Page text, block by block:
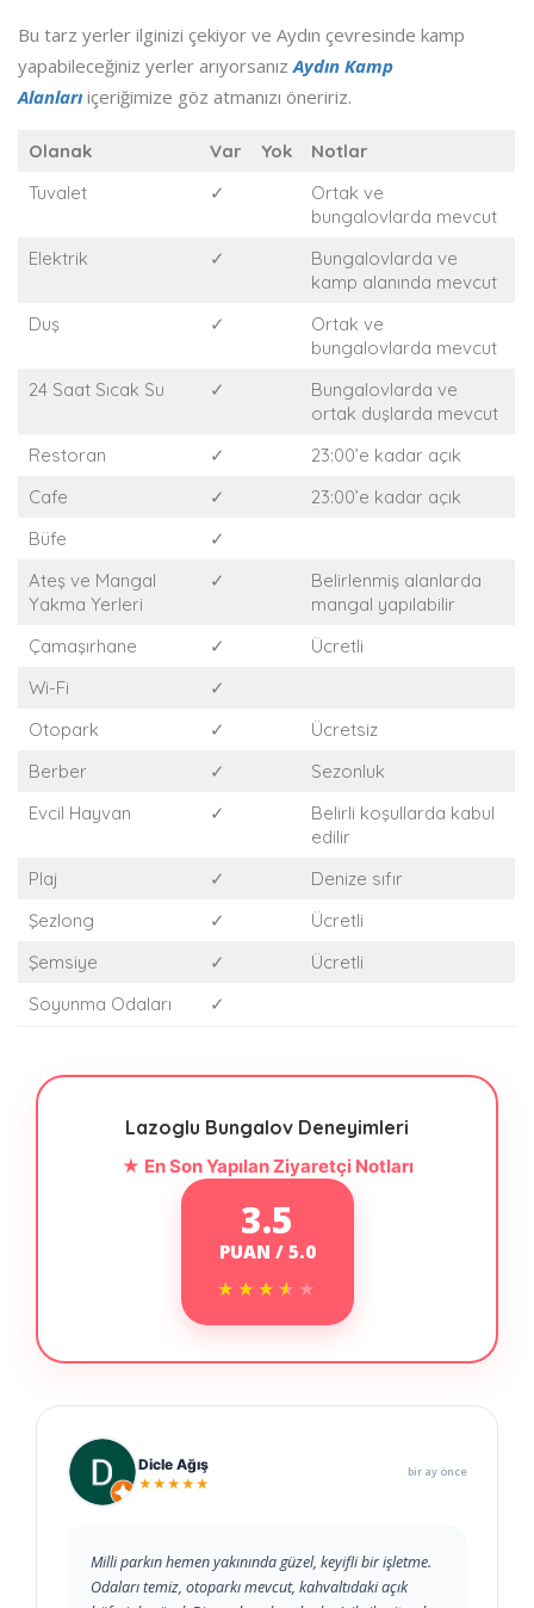
Bu tarz yerler ilginizi çekiyor ve Aydın çevresinde kamp
yapabileceğiniz yerler arıyorsanızAydın Kamp
Alanları içeriğimize göz atmanızı öneririz.
Olanak Var Yok
Notlar
Tuvalet
✓
Ortak ve
bungalovlarda mevcut
Elektrik
✓
Bungalovlarda ve
kamp alanında mevcut
Duş
✓
Ortak ve
bungalovlarda mevcut
24 Saat Sıcak Su
✓
Bungalovlarda ve
ortak duşlarda mevcut
Restoran
✓
23:00’e kadar açık
Cafe
✓
23:00’e kadar açık
Büfe
✓
Ateş ve Mangal
Yakma Yerleri
✓
Belirlenmiş alanlarda
mangal yapılabilir
Çamaşırhane
✓
Ücretli
Wi-Fi
✓
Otopark
✓
Ücretsiz
Berber
✓
Sezonluk
Evcil Hayvan
✓
Belirli koşullarda kabul
edilir
Plaj
✓
Denize sıfır
Şezlong
✓
Ücretli
Şemsiye
✓
Ücretli
Soyunma Odaları
✓
Lazoglu Bungalov Deneyimleri
★ En Son Yapılan Ziyaretçi Notları
3.5
PUAN / 5.0
★★★★★
★★★★★
Dicle Ağış
★★★★★
bir ay önce
Milli parkın hemen yakınında güzel, keyifli bir işletme.
Odaları temiz, otoparkı mevcut, kahvaltıdaki açık